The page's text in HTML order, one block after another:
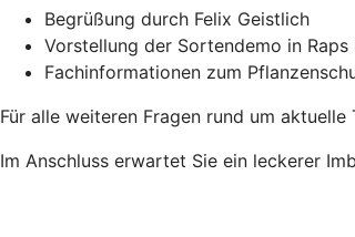
Begrüßung durch Felix Geistlich
Vorstellung der Sortendemo in
Fachinformationen zum
Für alle weiteren Fragen rund um
Im Anschluss erwartet Sie ein leckerer